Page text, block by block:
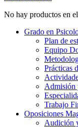
No hay productos en
Grado en
Plan de
Equipo
Prácticas
Admisión
Trabajo
Oposiciones
Audición